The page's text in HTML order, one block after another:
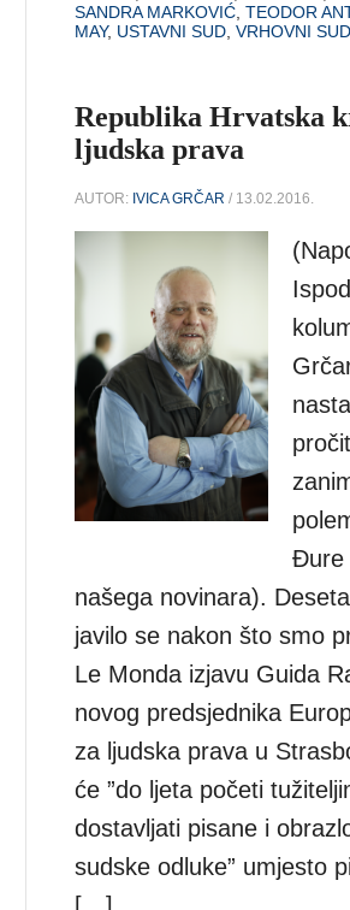
SANDRA MARKOVIĆ ,TEODOR
MAY, USTAVNI SUD ,VRHOVNI SUD
Republika Hrvatska
ljudska prava
AUTOR: IVICA GRČAR / 13.02.2016.
Đure
našega novinara).
javilo se nakon što smo
Le Monda izjavu Guida
novog predsjednika
za ljudska prava u
će ”do ljeta početi
dostavljati pisane i
sudske odluke” umjesto